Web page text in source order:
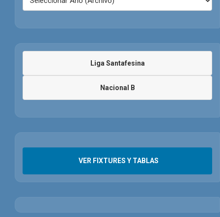
Liga Santafesina
Nacional B
VER FIXTURES Y TABLAS